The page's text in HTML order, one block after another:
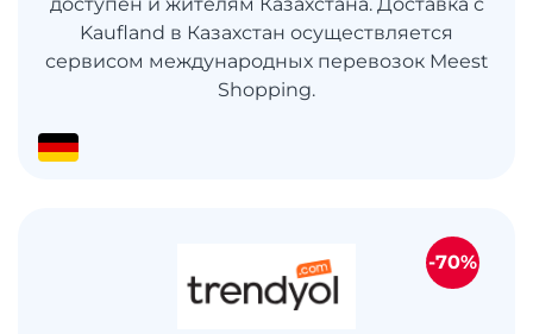
доступен и жителям Казахстана. Доставка с
Kaufland в Казахстан осуществляется
сервисом международных перевозок Meest
Shopping.
-70%